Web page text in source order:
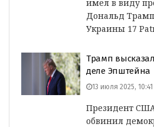
имел в виду
Дональд
Украины 17
Трамп
деле Эпштейна
13 июля 2025, 10:41
Президент
обвинил